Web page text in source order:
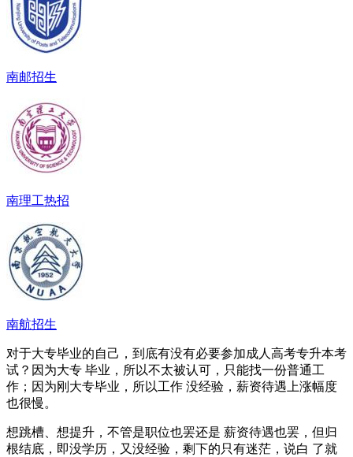
南邮招生
南理工热招
南航招生
对于大专毕业的自己，到底有没有必要参加成人高考专升本考
试？因为大专 毕业，所以不太被认可，只能找一份普通工
作；因为刚大专毕业，所以工作 没经验，薪资待遇上涨幅度
也很慢。
想跳槽、想提升，不管是职位也罢还是 薪资待遇也罢，但归
根结底，即没学历，又没经验，剩下的只有迷茫，说白 了就